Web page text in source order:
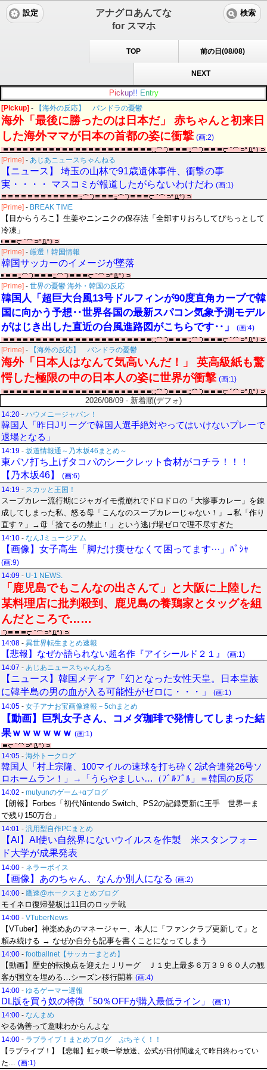
アナグロあんてな
for スマホ
設定 検索
TOP 前の日(08/08)
NEXT
Pic kup!! Entry
[Pickup] - 【海外の反応】 パンドラの憂鬱
海外「最後に勝ったのは日本だ」 赤ちゃんと初来日
した海外ママが日本の首都の姿に衝撃 (画:2)
[Prime] - あじあニュースちゃんねる
【ニュース】 埼玉の山林で91歳遺体事件、衝撃の事
実・・・・ マスコミが報道したがらないわけだわ (画:1)
[Prime] - BREAK TIME
【目からうろこ】生姜やニンニクの保存法「全部すりおろしてぴちっとして
冷凍」
[Prime] - 厳選！韓国情報
韓国サッカーのイメージが墜落
[Prime] - 世界の憂鬱 海外・韓国の反応
韓国人「超巨大台風13号ドルフィンが90度直角カーブで韓
国に向かう予想‥世界各国の最新スパコン気象予測モデル
がはじき出した直近の台風進路図がこちらです‥」
(画:4)
[Prime] - 【海外の反応】 パンドラの憂鬱
海外「日本人はなんて気高いんだ！」 英高級紙も驚
愕した極限の中の日本人の姿に世界が衝撃 (画:1)
2026/08/09 - 新着順(デフォ)
14:20 - ハウメニージャパン！
韓国人「昨日Jリーグで韓国人選手絶対やってはいけないプレーで
退場となる」
14:19 - 坂道情報通～乃木坂46まとめ～
東パソ打ち上げタコパのシークレット食材がコチラ！！！
【乃木坂46】
(画:6)
14:19 - スカッと王国！
スープカレー流行期にジャガイモ煮崩れでドロドロの「大惨事カレー」を錬
成してしまった私、怒る母「こんなのスープカレーじゃない！」→私「作り
直す？」→母「捨てるの禁止！」という逃げ場ゼロで理不尽すぎた
14:10 - なんJミュージアム
【画像】女子高生「脚だけ痩せなくて困ってます···」ﾊﾟｼｬ
(画:9)
14:09 - U-1 NEWS.
「鹿児島でもこんなの出さんて」と大阪に上陸した
某料理店に批判殺到、鹿児島の養鶏家とタッグを組
んだところで……
14:08 - 異世界転生まとめ速報
【悲報】なぜか語られない超名作『アイシールド２１』
(画:1)
14:07 - あじあニュースちゃんねる
【ニュース】韓国メディア「幻となった女性天皇。日本皇族
に韓半島の男の血が入る可能性がゼロに・・・」
(画:1)
14:05 - 女子アナお宝画像速報－5chまとめ
【動画】巨乳女子さん、コメダ珈琲で発情してしまった結
果ｗｗｗｗｗｗ (画:1)
14:05 - 海外トークログ
韓国人「村上宗隆、100マイルの速球を打ち砕く2試合連発26号ソ
ロホームラン！」→「うらやましい…（ﾌﾞﾙﾌﾞﾙ」＝韓国の反応
14:02 - mutyunのゲーム+αブログ
【朗報】Forbes「初代Nintendo Switch、PS2の記録更新に王手 世界一ま
で残り150万台」
14:01 - 汎用型自作PCまとめ
【AI】AI使い自然界にないウイルスを作製 米スタンフォー
ド大学が成果発表
14:00 - ネラーボイス
【画像】あのちゃん、なんか別人になる (画:2)
14:00 - 鷹速@ホークスまとめブログ
モイネロ復帰登板は11日のロッテ戦
14:00 - VTuberNews
【VTuber】神楽めあのマネージャー、本人に「ファンクラブ更新して」と
頼み続ける → なぜか自分も記事を書くことになってしまう
14:00 - footballnet【サッカーまとめ】
【動画】歴史的転換点を迎えたＪリーグ Ｊ１史上最多６万３９６０人の観
客が国立を埋める…シーズン移行開幕 (画:4)
14:00 - ゆるゲーマー遅報
DL版を買う奴の特徴「50％OFFが購入最低ライン」
(画:1)
14:00 - なんまめ
やる偽善って意味わからんよな
14:00 - ラブライブ！まとめブログ ぷちそく！！
【ラブライブ！】【悲報】虹ヶ咲一挙放送、公式が日付間違えて昨日終わってい
た… (画:1)